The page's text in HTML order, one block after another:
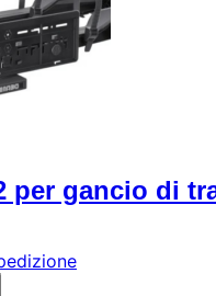
per gancio di